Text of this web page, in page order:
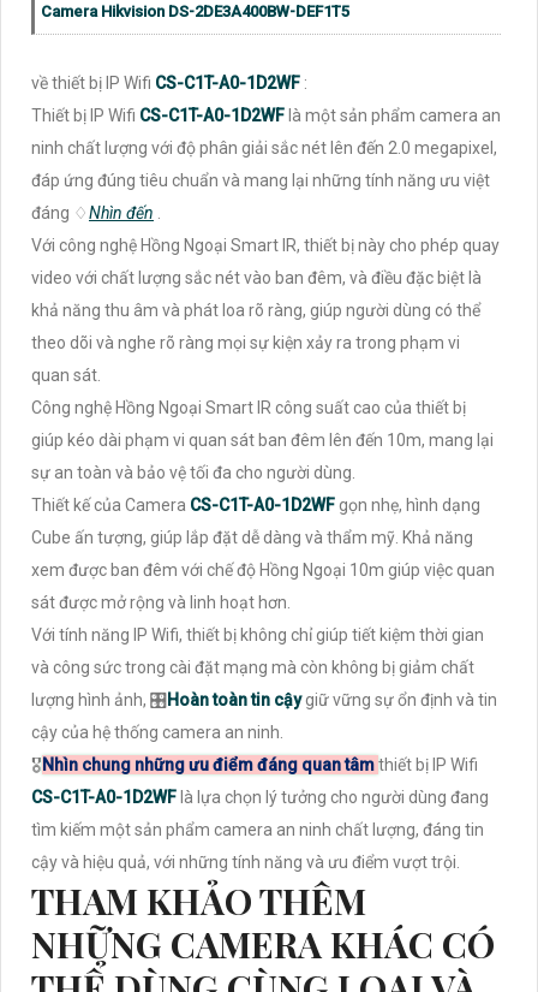
Camera Hikvision DS-2DE3A400BW-DEF1T5
về thiết bị IP Wifi CS-C1T-A0-1D2WF :
Thiết bị IP Wifi CS-C1T-A0-1D2WF là một sản phẩm camera an
ninh chất lượng với độ phân giải sắc nét lên đến 2.0 megapixel,
đáp ứng đúng tiêu chuẩn và mang lại những tính năng ưu việt
đáng ♢Nhìn đến
Với công nghệ Hồng Ngoại Smart IR, thiết bị này cho phép quay
video với chất lượng sắc nét vào ban đêm, và điều đặc biệt là
khả năng thu âm và phát loa rõ ràng, giúp người dùng có thể
theo dõi và nghe rõ ràng mọi sự kiện xảy ra trong phạm vi
quan sát.
Công nghệ Hồng Ngoại Smart IR công suất cao của thiết bị
giúp kéo dài phạm vi quan sát ban đêm lên đến 10m, mang lại
sự an toàn và bảo vệ tối đa cho người dùng.
Thiết kế của Camera CS-C1T-A0-1D2WF gọn nhẹ, hình dạng
Cube ấn tượng, giúp lắp đặt dễ dàng và thẩm mỹ. Khả năng
xem được ban đêm với chế độ Hồng Ngoại 10m giúp việc quan
sát được mở rộng và linh hoạt hơn.
Với tính năng IP Wifi, thiết bị không chỉ giúp tiết kiệm thời gian
và công sức trong cài đặt mạng mà còn không bị giảm chất
lượng hình ảnh, 🎛 Hoàn toàn tin cậygiữ vững sự ổn định và tin
cậy của hệ thống camera an ninh.
🎖️ Nhìn chung những ưu điểm đáng quan tâmthiết bị IP Wifi
CS-C1T-A0-1D2WF là lựa chọn lý tưởng cho người dùng đang
tìm kiếm một sản phẩm camera an ninh chất lượng, đáng tin
cậy và hiệu quả, với những tính năng và ưu điểm vượt trội.
THAM KHẢO THÊM
NHỮNG CAMERA KHÁC CÓ